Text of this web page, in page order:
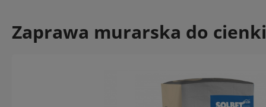
Zaprawa murarska do